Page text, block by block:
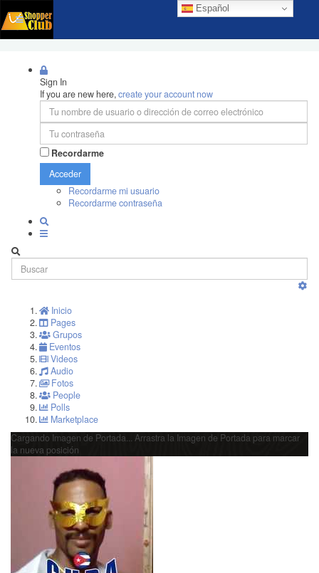
Español
Sign In
If you are new here,create your account now
Recordarme
Acceder
Recordarme mi usuario
Recordarme contraseña
Inicio
Pages
Grupos
Eventos
Videos
Audio
Fotos
People
Polls
Marketplace
Cargando Imagen de Portada...
Arrastra la Imagen de Portada para marcar
la nueva posición